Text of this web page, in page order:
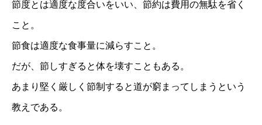
節度とは適度な度合いをいい、節約は費用の無駄を省く
こと。
節食は適度な食事量に減らすこと。
だが、節しすぎると体を壊すこともある。
あまり堅く厳しく節制すると道が窮まってしまうという
教えである。